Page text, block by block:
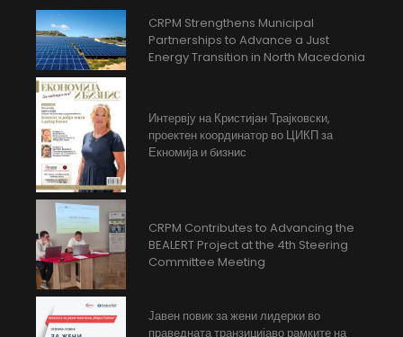
CRPM Strengthens Municipal
Partnerships to Advance a Just
Energy Transition in North Macedonia
Интервју на Кристијан Трајковски,
проектен координатор во ЦИКП за
Екномија и бизнис
CRPM Contributes to Advancing the
BEALERT Project at the 4th Steering
Committee Meeting
Јавен повик за жени лидерки во
праведната транзицијаво рамките на